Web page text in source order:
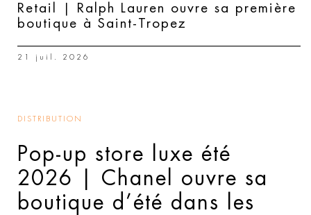
Retail | Ralph Lauren ouvre sa première
boutique à Saint-Tropez
21 juil. 2026
DISTRIBUTION
Pop-up store luxe été
2026 | Chanel ouvre sa
boutique d’été dans les